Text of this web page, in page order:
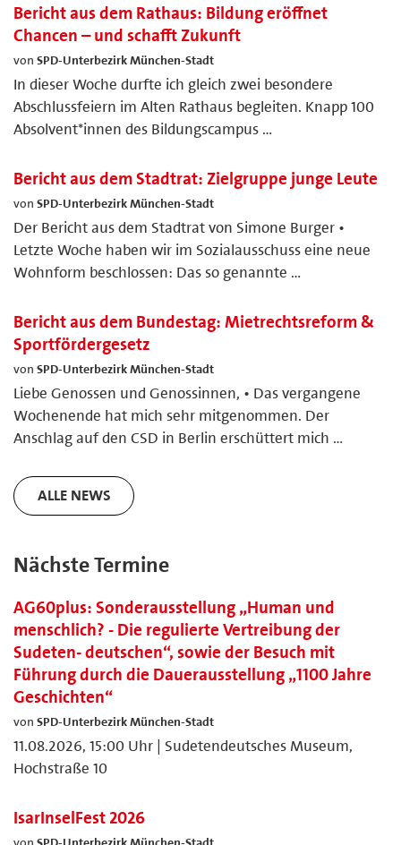
Bericht aus dem Rathaus: Bildung eröffnet
Chancen – und schafft Zukunft
von SPD-Unterbezirk München-Stadt
In dieser Woche durfte ich gleich zwei besondere
Abschlussfeiern im Alten Rathaus begleiten. Knapp 100
Absolvent*innen des Bildungscampus …
Bericht aus dem Stadtrat: Zielgruppe junge Leute
von SPD-Unterbezirk München-Stadt
Der Bericht aus dem Stadtrat von Simone Burger •
Letzte Woche haben wir im Sozialausschuss eine neue
Wohnform beschlossen: Das so genannte …
Bericht aus dem Bundestag: Mietrechtsreform &
Sportfördergesetz
von SPD-Unterbezirk München-Stadt
Liebe Genossen und Genossinnen, • Das vergangene
Wochenende hat mich sehr mitgenommen. Der
Anschlag auf den CSD in Berlin erschüttert mich …
ALLE NEWS
Nächste Termine
AG60plus: Sonderausstellung „Human und
menschlich? - Die regulierte Vertreibung der
Sudeten- deutschen“, sowie der Besuch mit
Führung durch die Dauerausstellung „1100 Jahre
Geschichten“
von SPD-Unterbezirk München-Stadt
11.08.2026, 15:00 Uhr | Sudetendeutsches Museum,
Hochstraße 10
IsarInselFest 2026